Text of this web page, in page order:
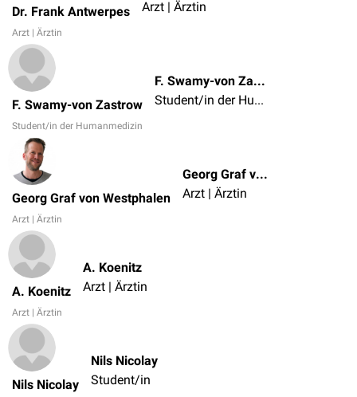
Dr. Frank Antwerpes
Arzt | Ärztin
Arzt | Ärztin
F. Swamy-von Zastrow
Student/in der Humanmedizin
F. Swamy-von Zastrow
Student/in der Humanmedizin
Georg Graf von Westphalen
Arzt | Ärztin
Georg Graf von Westphalen
Arzt | Ärztin
A. Koenitz
Arzt | Ärztin
A. Koenitz
Arzt | Ärztin
Nils Nicolay
Nils Nicolay
Student/in